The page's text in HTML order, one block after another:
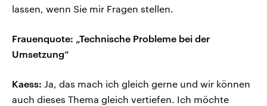
lassen, wenn Sie mir Fragen stellen.
Frauenquote: „Technische Probleme bei der
Umsetzung“
Kaess: Ja, das mach ich gleich gerne und wir können
auch dieses Thema gleich vertiefen. Ich möchte